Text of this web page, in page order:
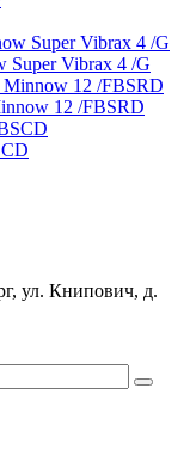
Vibrax 4 /G
12 /FBSRD
ул. Книпович, д.